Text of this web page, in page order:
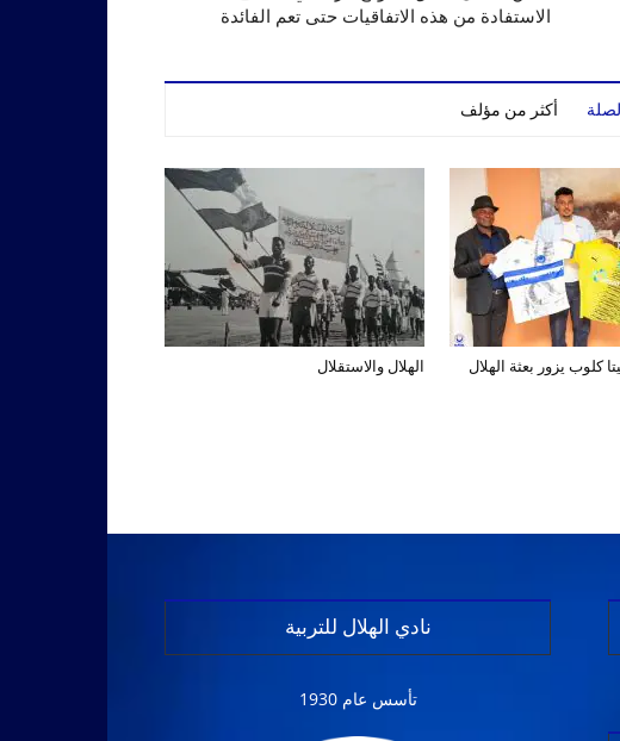
الاستفادة من هذه الاتفاقيات حتى تعم الفائدة
أكثر من مؤلف
الهلال والاستقلال كلوب يزور بعثة الهلال
نادي الهلال للتربية
تأسس عام 1930